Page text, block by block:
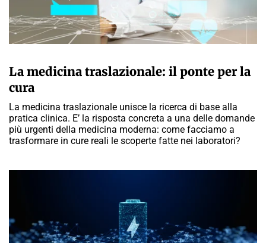
La medicina traslazionale: il ponte per la
cura
La medicina traslazionale unisce la ricerca di base alla
pratica clinica. E’ la risposta concreta a una delle domande
più urgenti della medicina moderna: come facciamo a
trasformare in cure reali le scoperte fatte nei laboratori?